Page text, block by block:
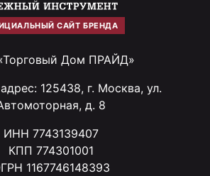
САЙТ БРЕНДА
Дом ПРАЙД»
125438, г. Москва, ул.
д. 8
ИНН 7743139407
КПП 774301001
1167746148393